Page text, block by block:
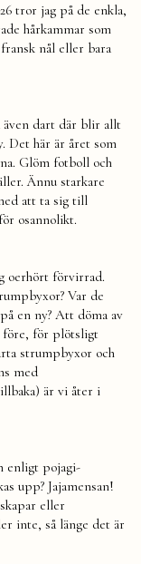
tror jag på de enkla,
hårkammar som
nål eller bara
även dart där blir allt
Det här är året som
Glöm fotboll och
Ännu starkare
att ta sig till
osannolikt.
oerhört förvirrad.
Var de
en ny? Att döma av
före, för plötsligt
strumpbyxor och
med
är vi åter i
enligt pojagi-
upp? Jajamensan!
eller
inte, så länge det är